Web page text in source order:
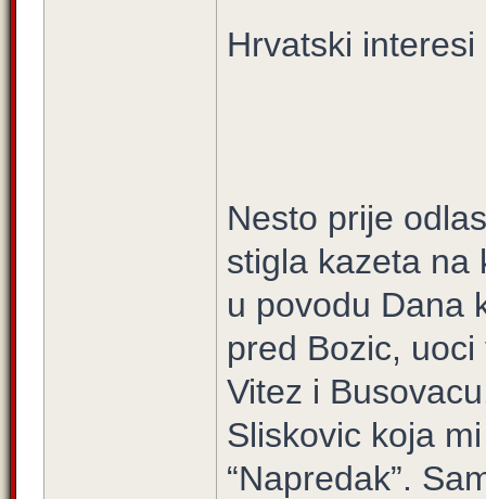
Hrvatski interesi
Nesto prije
stigla kazeta na
u povodu Dana
pred Bozic,
Vitez i
Sliskovic koja
“Napredak”.